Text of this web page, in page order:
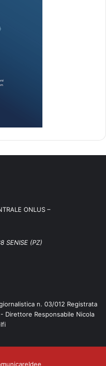
ONLUS –
SENISE (PZ)
n. 03/012 Registrata
Direttore Responsabile Nicola